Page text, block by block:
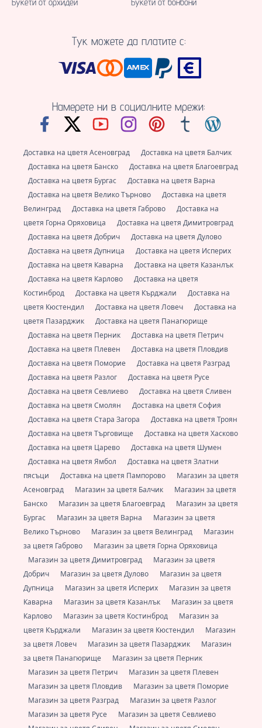
Тук можете да платите с:
Намерете ни в социалните мрежи:
Доставка на цветя Асеновград
Доставка на цветя Балчик
Доставка на цветя Банско
Доставка на цветя Благоевград
Доставка на цветя Бургас
Доставка на цветя Варна
Доставка на цветя Велико Търново
Доставка на цветя
Велинград
Доставка на цветя Габрово
Доставка на
цветя Горна Оряховица
Доставка на цветя Димитровград
Доставка на цветя Добрич
Доставка на цветя Дулово
Доставка на цветя Дупница
Доставка на цветя Исперих
Доставка на цветя Каварна
Доставка на цветя Казанлък
Доставка на цветя Карлово
Доставка на цветя
Костинброд
Доставка на цветя Кърджали
Доставка на
цветя Кюстендил
Доставка на цветя Ловеч
Доставка на
цветя Пазарджик
Доставка на цветя Панагюрище
Доставка на цветя Перник
Доставка на цветя Петрич
Доставка на цветя Плевен
Доставка на цветя Пловдив
Доставка на цветя Поморие
Доставка на цветя Разград
Доставка на цветя Разлог
Доставка на цветя Русе
Доставка на цветя Севлиево
Доставка на цветя Сливен
Доставка на цветя Смолян
Доставка на цветя София
Доставка на цветя Стара Загора
Доставка на цветя Троян
Доставка на цветя Търговище
Доставка на цветя Хасково
Доставка на цветя Царево
Доставка на цветя Шумен
Доставка на цветя Ямбол
Доставка на цветя Златни
пясъци
Доставка на цветя Пампорово
Магазин за цветя
Асеновград
Магазин за цветя Балчик
Магазин за цветя
Банско
Магазин за цветя Благоевград
Магазин за цветя
Бургас
Магазин за цветя Варна
Магазин за цветя
Велико Търново
Магазин за цветя Велинград
Магазин
за цветя Габрово
Магазин за цветя Горна Оряховица
Магазин за цветя Димитровград
Магазин за цветя
Добрич
Магазин за цветя Дулово
Магазин за цветя
Дупница
Магазин за цветя Исперих
Магазин за цветя
Каварна
Магазин за цветя Казанлък
Магазин за цветя
Карлово
Магазин за цветя Костинброд
Магазин за
цветя Кърджали
Магазин за цветя Кюстендил
Магазин
за цветя Ловеч
Магазин за цветя Пазарджик
Магазин
за цветя Панагюрище
Магазин за цветя Перник
Магазин за цветя Петрич
Магазин за цветя Плевен
Магазин за цветя Пловдив
Магазин за цветя Поморие
Магазин за цветя Разград
Магазин за цветя Разлог
Магазин за цветя Русе
Магазин за цветя Севлиево